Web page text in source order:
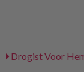
Drogist Voor